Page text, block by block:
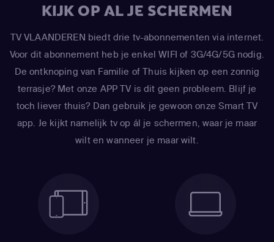
KIJK OP AL JE SCHERMEN
TV VLAANDEREN biedt drie tv-abonnementen via internet.
Voor dit abonnement heb je enkel WIFI of 3G/4G/5G nodig.
De ontknoping van Familie of Thuis kijken op een zonnig
terrasje? Met onze APP TV is dit geen probleem. Blijf je
toch liever thuis? Dan gebruik je gewoon onze Smart TV
app. Je kijkt namelijk tv op ál je schermen, waar je maar
wilt en wanneer je maar wilt.